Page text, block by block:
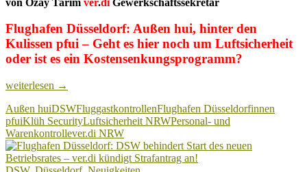
Flughafen Düsseldorf: Außen hui, hinter den
Kulissen pfui – Geht es hier noch um Luftsicherheit
oder ist es ein Kostensenkungsprogramm?
Flughafen
Außen
hui,
hinter
den
Kulissen
weiterlesen →
Außen huiDSWFluggastkontrollenFlughafen Düsseldorfinnen
pfuiKlüh SecurityLuftsicherheit NRWPersonal- und
Warenkontrollever.di NRW